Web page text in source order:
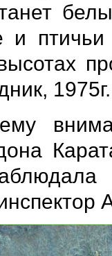
и
1975г.